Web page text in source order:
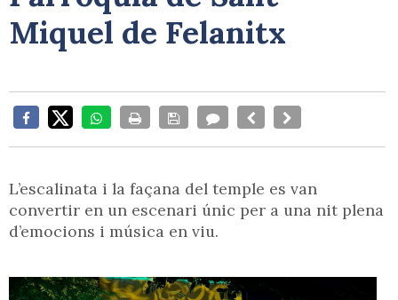
Miquel de Felanitx
L’escalinata i la façana del temple es van
convertir en un escenari únic per a una nit plena
d’emocions i música en viu.